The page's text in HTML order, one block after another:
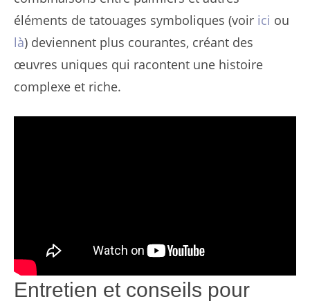
éléments de tatouages symboliques (voir ici ou
là) deviennent plus courantes, créant des
œuvres uniques qui racontent une histoire
complexe et riche.
Entretien et conseils pour